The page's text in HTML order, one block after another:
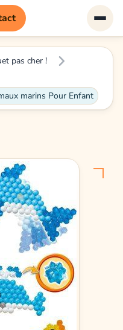
pas cher !
marins Pour Enfant